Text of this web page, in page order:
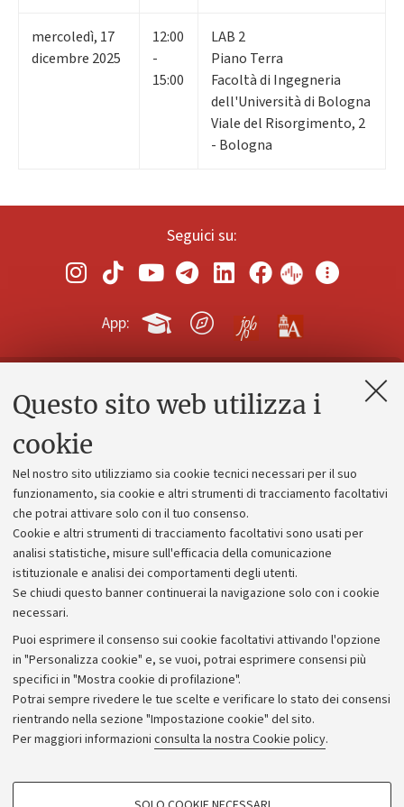
Questo sito web utilizza i
cookie
Nel nostro sito utilizziamo sia cookie tecnici necessari per il suo
funzionamento, sia cookie e altri strumenti di tracciamento facoltativi
che potrai attivare solo con il tuo consenso.
Cookie e altri strumenti di tracciamento facoltativi sono usati per
analisi statistiche, misure sull'efficacia della comunicazione
istituzionale e analisi dei comportamenti degli utenti.
Se chiudi questo banner continuerai la navigazione solo con i cookie
necessari.
Puoi esprimere il consenso sui cookie facoltativi attivando l'opzione
in "Personalizza cookie" e, se vuoi, potrai esprimere consensi più
specifici in "Mostra cookie di profilazione".
Potrai sempre rivedere le tue scelte e verificare lo stato dei consensi
rientrando nella sezione "Impostazione cookie" del sito.
Per maggiori informazioni consulta la nostra Cookie policy.
COOKIE DI PROFILAZIONE - FACOLTATIVI
mercoledì, 17
dicembre 2025
12:00
-
15:00
LAB 2
Piano Terra
Facoltà di Ingegneria
dell'Università di Bologna
Viale del Risorgimento, 2
- Bologna
Seguici su:
App:
Contatti e PEC
Alumni community
Piano strategico
Bilanci
Donazioni e 5x1000
Bandi, gare e concorsi
Albo online
Amministrazione trasparente
Atti di notifica
Informazioni sul sito e accessibilità
Dichiarazione di accessibilità